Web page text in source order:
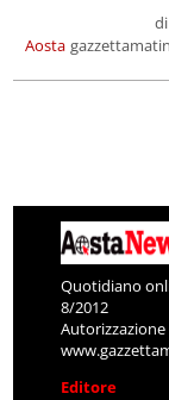
Aosta
di
gazzettamatin
Quotidiano
8/2012
Editore